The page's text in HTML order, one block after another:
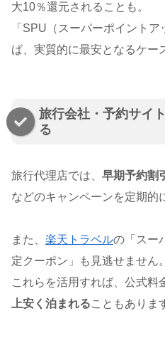
大10％還元されることも。
「SPU（スーパーポイント
ば、実質的に最安となるケー
旅行会社・予約サイ
る
旅行代理店では、 早期予約割
などのキャンペーンを定期的
また、 楽天トラベルの「スー
定クーポン」も見逃せません。
これらを活用すれば、公式料
上安く泊まれることもありま